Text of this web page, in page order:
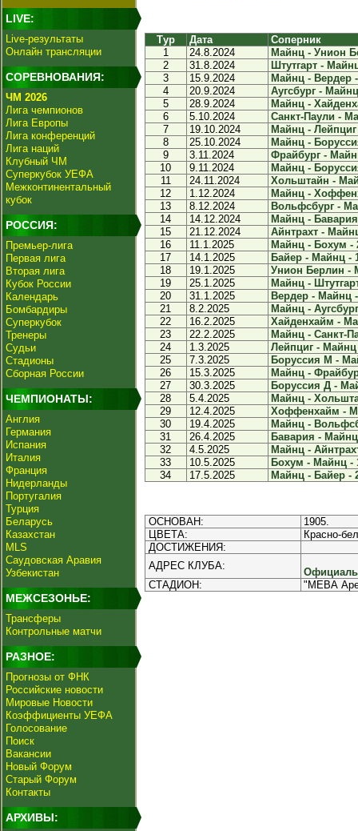
LIVE:
Live-результаты
Онлайн трансляции
СОРЕВНОВАНИЯ:
ЧМ 2026
Лига чемпионов
Лига Европы
Лига конференций
Лига наций
Клубный ЧМ
Суперкубок УЕФА
Межконтинентальный
кубок
РОССИЯ:
Премьер-лига
Первая лига
Вторая лига
Кубок России
Календарь
Бомбардиры
Суперкубок
Тренеры
Судьи
Стадионы
Сборная России
ЧЕМПИОНАТЫ:
Англия
Германия
Испания
Италия
Франция
Нидерланды
Португалия
Турция
Беларусь
Казахстан
MLS
Саудовская Аравия
Узбекистан
МЕЖСЕЗОНЬЕ:
Трансферы
Контрольные матчи
РАЗНОЕ:
Прогнозы от ФНК
Российские новости
Мировые Новости
Коэффициенты УЕФА
Голосование
Поиск
Вакансии
Новый Форум
Старый Форум
Контакты
АРХИВЫ:
Тур Дата
Соперник
1
24.8.2024
Майнц - Унион
2
31.8.2024
Штутгарт -
3
15.9.2024
Майнц - Вердер
4
20.9.2024
Аугсбург -
5
28.9.2024
Майнц -
6
5.10.2024
Санкт-Паули -
7
19.10.2024
Майнц - Лейпциг
8
25.10.2024
Майнц -
9
3.11.2024
Фрайбург -
10
9.11.2024
Майнц -
11
24.11.2024
Хольштайн -
12
1.12.2024
Майнц -
13
8.12.2024
Вольфсбург -
14
14.12.2024
Майнц -
15
21.12.2024
Айнтрахт -
16
11.1.2025
Майнц - Бохум -
17
14.1.2025
Байер - Майнц -
18
19.1.2025
Унион Берлин -
19
25.1.2025
Майнц -
20
31.1.2025
Вердер - Майнц
21
8.2.2025
Майнц -
22
16.2.2025
Хайденхайм -
23
22.2.2025
Майнц - Санкт-
24
1.3.2025
Лейпциг - Майнц
25
7.3.2025
Боруссия М -
26
15.3.2025
Майнц -
27
30.3.2025
Боруссия Д -
28
5.4.2025
Майнц -
29
12.4.2025
Хоффенхайм -
30
19.4.2025
Майнц -
31
26.4.2025
Бавария -
32
4.5.2025
Майнц -
33
10.5.2025
Бохум - Майнц -
34
17.5.2025 Майнц - Байер -
ОСНОВАН:
1905.
ЦВЕТА:
Красно-
ДОСТИЖЕНИЯ:
АДРЕС КЛУБА:
СТАДИОН:
"МЕВА